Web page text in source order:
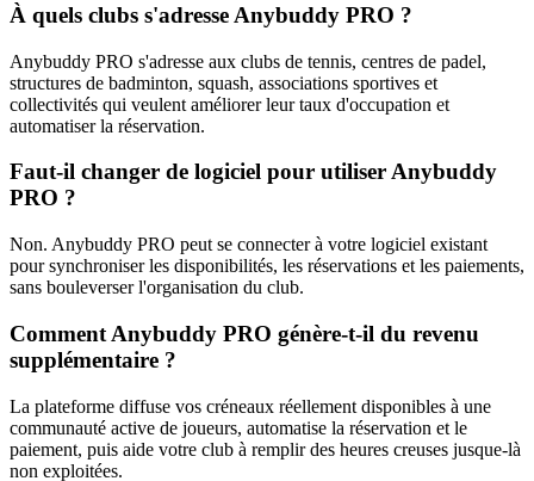
À quels clubs s'adresse Anybuddy PRO ?
Anybuddy PRO s'adresse aux clubs de tennis, centres de padel,
structures de badminton, squash, associations sportives et
collectivités qui veulent améliorer leur taux d'occupation et
automatiser la réservation.
Faut-il changer de logiciel pour utiliser Anybuddy
PRO ?
Non. Anybuddy PRO peut se connecter à votre logiciel existant
pour synchroniser les disponibilités, les réservations et les paiements,
sans bouleverser l'organisation du club.
Comment Anybuddy PRO génère-t-il du revenu
supplémentaire ?
La plateforme diffuse vos créneaux réellement disponibles à une
communauté active de joueurs, automatise la réservation et le
paiement, puis aide votre club à remplir des heures creuses jusque-là
non exploitées.